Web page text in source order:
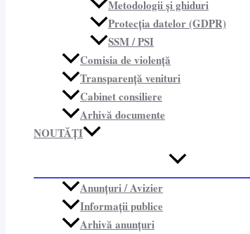
Metodologii și ghiduri
Protecția datelor (GDPR)
SSM / PSI
Comisia de violență
Transparență venituri
Cabinet consiliere​
Arhivă documente
NOUTĂȚI
Anunțuri / Avizier
Informații publice​
Arhivă anunțuri